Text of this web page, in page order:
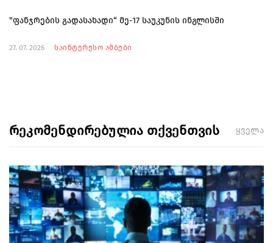
"ფანჯრების გადასახადი“ მე-17 საუკუნის ინგლისში
27. 07. 2026 საინტერესო ამბები
რეკომენდირებულია თქვენთვის ყველა